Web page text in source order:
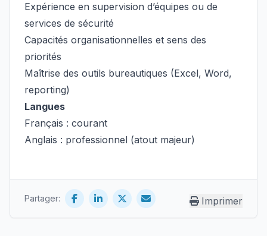
Expérience en supervision d’équipes ou de
services de sécurité
Capacités organisationnelles et sens des
priorités
Maîtrise des outils bureautiques (Excel, Word,
reporting)
Langues
Français : courant
Anglais : professionnel (atout majeur)
Partager: Imprimer